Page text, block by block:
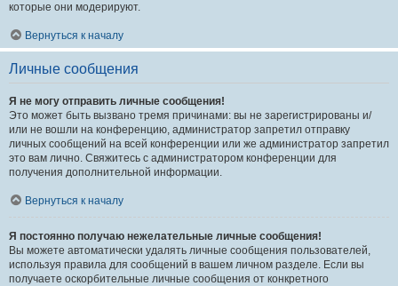
которые они модерируют.
Вернуться к началу
Личные сообщения
Я не могу отправить личные сообщения!
Это может быть вызвано тремя причинами: вы не зарегистрированы и/
или не вошли на конференцию, администратор запретил отправку
личных сообщений на всей конференции или же администратор запретил
это вам лично. Свяжитесь с администратором конференции для
получения дополнительной информации.
Вернуться к началу
Я постоянно получаю нежелательные личные сообщения!
Вы можете автоматически удалять личные сообщения пользователей,
используя правила для сообщений в вашем личном разделе. Если вы
получаете оскорбительные личные сообщения от конкретного